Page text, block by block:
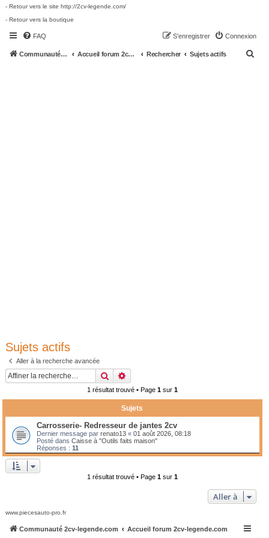
- Retour vers le site http://2cv-legende.com/
- Retour vers la boutique
FAQ Connexion
S’enregistrer
Communauté 2cv-legende.com Accueil forum 2cv-legende.com Rechercher Sujets actifs
Sujets actifs
Aller à la recherche avancée
Rechercher
1 résultat trouvé • Page 1sur 1
Sujets
Carrosserie- Redresseur de jantes 2cv
Dernier message par renato13 « 01 août 2026, 08:18
Posté dans Caisse à "Outils faits maison"
Réponses : 11
1 résultat trouvé • Page 1sur 1
Aller à
www.piecesauto-pro.fr
Communauté 2cv-legende.com Accueil forum 2cv-legende.com